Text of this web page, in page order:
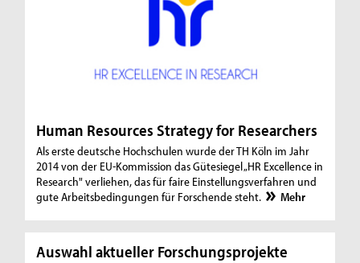
Human Resources Strategy for Researchers
Als erste deutsche Hochschulen wurde der TH Köln im Jahr
2014 von der EU-Kommission das Gütesiegel „HR Excellence in
Research" verliehen, das für faire Einstellungsverfahren und
gute Arbeitsbedingungen für Forschende steht.
Mehr
Auswahl aktueller Forschungsprojekte